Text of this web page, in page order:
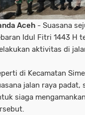
Aceh - Suasana
Idul Fitri 1443 H
aktivitas di
di Kecamatan
jalan raya padat,
siaga